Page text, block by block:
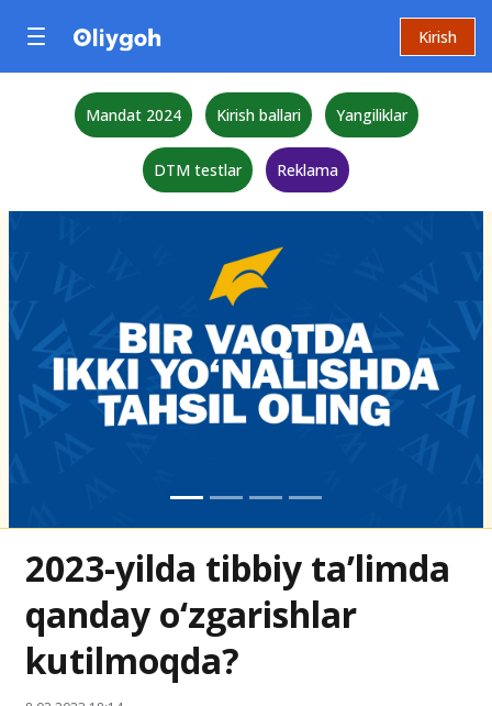
Kirish
Mandat 2024 Kirish ballari Yangiliklar
DTM testlar Reklama
2023-yilda tibbiy ta’limda
qanday o‘zgarishlar
kutilmoqda?